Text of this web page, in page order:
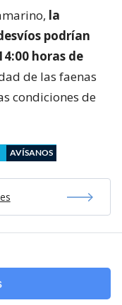
la
podrían
horas de
de las faenas
condiciones de
AVÍSANOS